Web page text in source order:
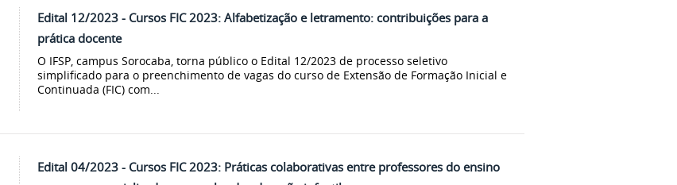
Edital 12/2023 - Cursos FIC 2023: Alfabetização e letramento: contribuições para a
prática docente
O IFSP, campus Sorocaba, torna público o Edital 12/2023 de processo seletivo
simplificado para o preenchimento de vagas do curso de Extensão de Formação Inicial e
Continuada (FIC) com...
Edital 04/2023 - Cursos FIC 2023: Práticas colaborativas entre professores do ensino